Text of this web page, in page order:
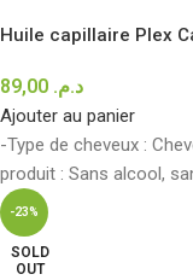
Huile capillaire Plex
د.م.
Ajouter au panier
-Type de cheveux :
produit : Sans alcool,
-23%
SOLD
OUT